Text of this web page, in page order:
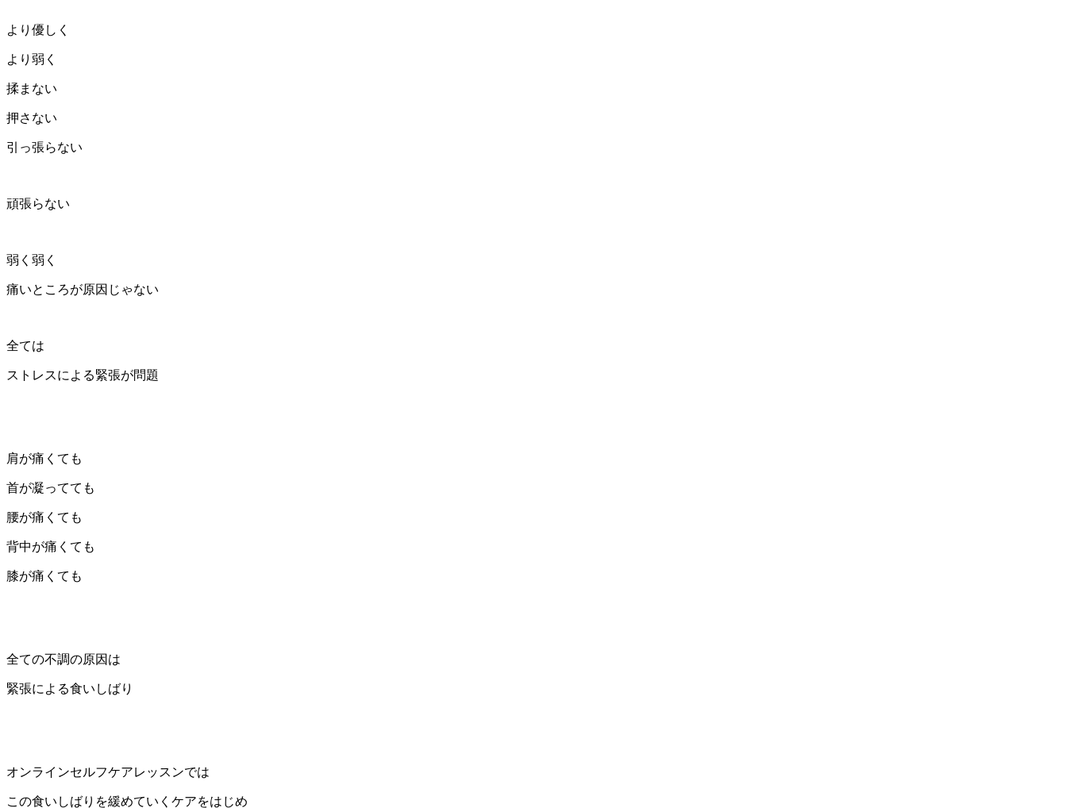
より優しく
より弱く
揉まない
押さない
引っ張らない
頑張らない
弱く弱く
痛いところが原因じゃない
全ては
ストレスによる緊張が問題
肩が痛くても
首が凝ってても
腰が痛くても
背中が痛くても
膝が痛くても
全ての不調の原因は
緊張による食いしばり
オンラインセルフケアレッスンでは
この食いしばりを緩めていくケアをはじめ